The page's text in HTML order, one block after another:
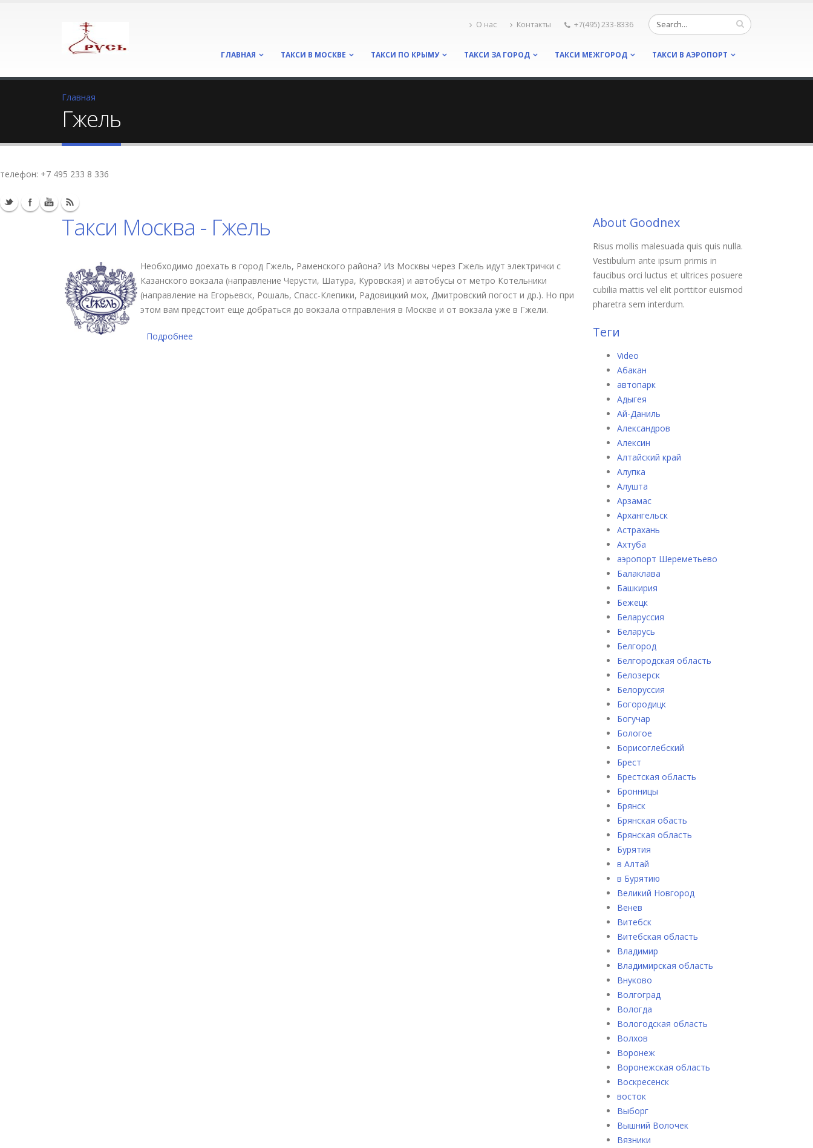
О нас Контакты +7(495) 233-8336
ГЛАВНАЯ ТАКСИ В МОСКВЕ ТАКСИ ПО КРЫМУ ТАКСИ ЗА ГОРОД ТАКСИ МЕЖГОРОД ТАКСИ В АЭРОПОРТ
Главная
Гжель
телефон: +7 495 233 8 336
Такси Москва - Гжель
Необходимо доехать в город Гжель, Раменского района? Из Москвы через Гжель идут электрички с
Казанского вокзала (направление Черусти, Шатура, Куровская) и автобусы от метро Котельники
(направление на Егорьевск, Рошаль, Спасс-Клепики, Радовицкий мох, Дмитровский погост и др.). Но при
этом вам предстоит еще добраться до вокзала отправления в Москве и от вокзала уже в Гжели.
Подробнее
About Goodnex
Risus mollis malesuada quis quis nulla.
Vestibulum ante ipsum primis in
faucibus orci luctus et ultrices posuere
cubilia mattis vel elit porttitor euismod
pharetra sem interdum.
Теги
Video
Абакан
автопарк
Адыгея
Ай-Даниль
Александров
Алексин
Алтайский край
Алупка
Алушта
Арзамас
Архангельск
Астрахань
Ахтуба
аэропорт Шереметьево
Балаклава
Башкирия
Бежецк
Беларуссия
Беларусь
Белгород
Белгородская область
Белозерск
Белоруссия
Богородицк
Богучар
Бологое
Борисоглебский
Брест
Брестская область
Бронницы
Брянск
Брянская обасть
Брянская область
Бурятия
в Алтай
в Бурятию
Великий Новгород
Венев
Витебск
Витебская область
Владимир
Владимирская область
Внуково
Волгоград
Вологда
Вологодская область
Волхов
Воронеж
Воронежская область
Воскресенск
восток
Выборг
Вышний Волочек
Вязники